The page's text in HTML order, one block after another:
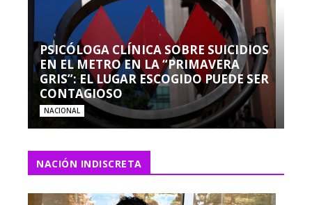
PSICÓLOGA CLÍNICA SOBRE SUICIDIOS
EN EL METRO EN LA “PRIMAVERA
GRIS”: EL LUGAR ESCOGIDO PUEDE SER
CONTAGIOSO
NACIONAL
NACIÓN INDISCRETA